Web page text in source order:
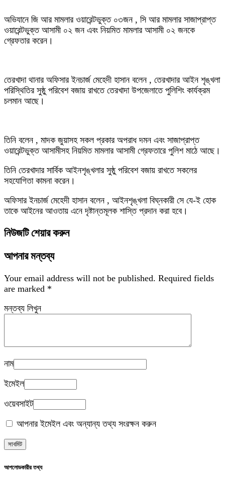
অভিযানে জি আর মামলার ওয়ারেন্টভুক্ত ০৩জন , সি আর মামলার সাজাপ্রাপ্ত
ওয়ারেন্টভুক্ত আসামী ০২ জন এবং নিয়মিত মামলার আসামী ০২ জনকে
গ্রেফতার করেন।
তেরখাদা থানার অফিসার ইনচার্জ মেহেদী হাসান বলেন , তেরখাদার আইন শৃঙ্খলা
পরিস্থিতির সুষ্ঠু পরিবেশ বজায় রাখতে তেরখাদা উপজেলাতে পুলিশিং কার্যক্রম
চলমান আছে।
তিনি বলেন , মাদক জুয়াসহ সকল প্রকার অপরাধ দমন এবং সাজাপ্রাপ্ত
ওয়ারেন্টভুক্ত আসামীসহ নিয়মিত মামলার আসামী গ্রেফতারে পুলিশ মাঠে আছে।
তিনি তেরখাদার সার্বিক আইনশৃঙ্খলার সুষ্ঠু পরিবেশ বজায় রাখতে সকলের
সহযোগিতা কামনা করেন।
অফিসার ইনচার্জ মেহেদী হাসান বলেন , আইনশৃঙ্খলা বিঘ্নকারী সে যে-ই হোক
তাকে আইনের আওতায় এনে দৃষ্টান্তমূলক শাস্তি প্রদান করা হবে।
নিউজটি শেয়ার করুন
আপনার মন্তব্য
Your email address will not be published. Required fields
are marked *
মন্তব্য লিখুন
নাম
ইমেইল
ওয়েবসাইট
আপনার ইমেইল এবং অন্যান্য তথ্য সংরক্ষন করুন
আপলোডকারীর তথ্য